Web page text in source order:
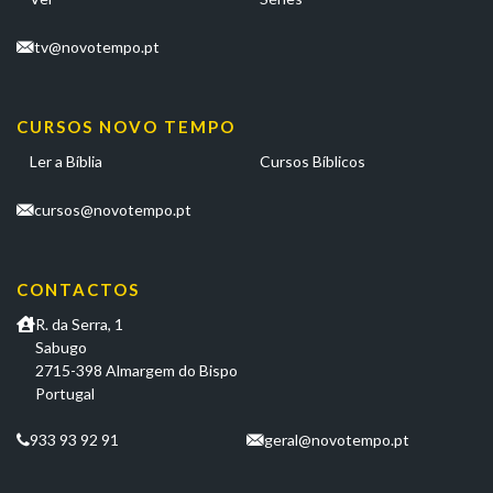
tv@novotempo.pt
CURSOS NOVO TEMPO
Ler a Bíblia Cursos Bíblicos
cursos@novotempo.pt
CONTACTOS
R. da Serra, 1
Sabugo
2715-398 Almargem do Bispo
Portugal
933 93 92 91 geral@novotempo.pt